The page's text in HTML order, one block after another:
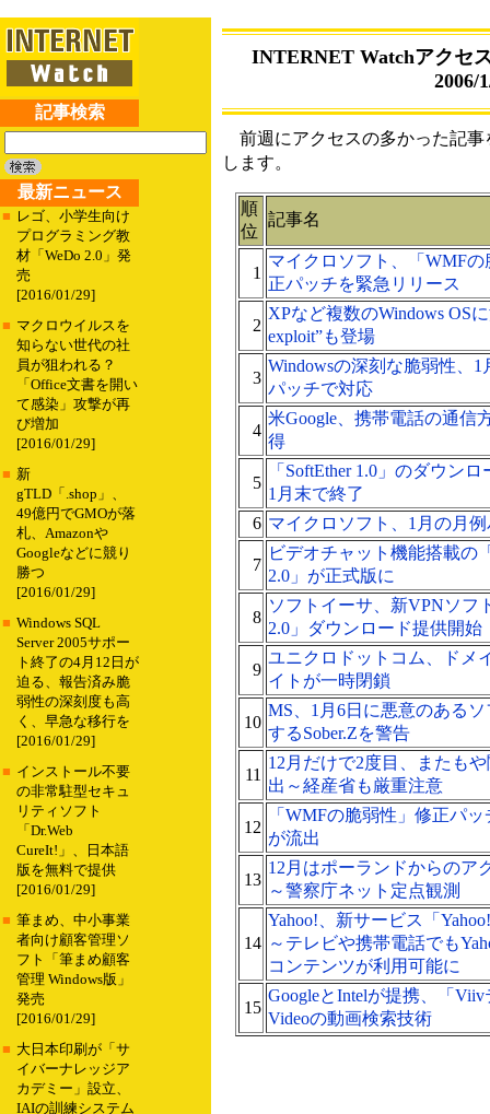
記事検索
最新ニュース
■ レゴ、小学生向け
プログラミング教
材「WeDo 2.0」発
売
[2016/01/29]
■ マクロウイルスを
知らない世代の社
員が狙われる？
「Office文書を開い
て感染」攻撃が再
び増加
[2016/01/29]
■ 新
gTLD「.shop」、
49億円でGMOが落
札、Amazonや
Googleなどに競り
勝つ
[2016/01/29]
■ Windows SQL
Server 2005サポー
ト終了の4月12日が
迫る、報告済み脆
弱性の深刻度も高
く、早急な移行を
[2016/01/29]
■ インストール不要
の非常駐型セキュ
リティソフト
「Dr.Web
CureIt!」、日本語
版を無料で提供
[2016/01/29]
■ 筆まめ、中小事業
者向け顧客管理ソ
フト「筆まめ顧客
管理 Windows版」
発売
[2016/01/29]
■ 大日本印刷が「サ
イバーナレッジア
カデミー」設立、
IAIの訓練システム
INTERNET Watchアクセ
2006/
前週にアクセスの多かった記事
します。
順
位
記事名
1
マイクロソフト、「WMF
正パッチを緊急リリース
2
XPなど複数のWindows OS
exploit”も登場
3
Windowsの深刻な脆弱性、
パッチで対応
4
米Google、携帯電話の通信
得
5
「SoftEther 1.0」のダウン
1月末で終了
6 マイクロソフト、1月の月
7
ビデオチャット機能搭載の
2.0」が正式版に
8
ソフトイーサ、新VPNソフ
2.0」ダウンロード提供開始
9
ユニクロドットコム、ドメ
イトが一時閉鎖
10
MS、1月6日に悪意のある
するSober.Zを警告
11
12月だけで2度目、またも
出～経産省も厳重注意
12
「WMFの脆弱性」修正パ
が流出
13
12月はポーランドからのア
～警察庁ネット定点観測
14
Yahoo!、新サービス「
～テレビや携帯電話でも
コンテンツが利用可能に
15
GoogleとIntelが提携、「
Videoの動画検索技術